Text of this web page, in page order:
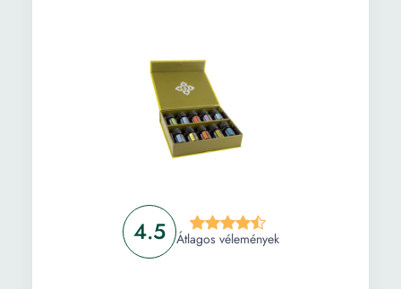
4.5 Átlagos vélemények